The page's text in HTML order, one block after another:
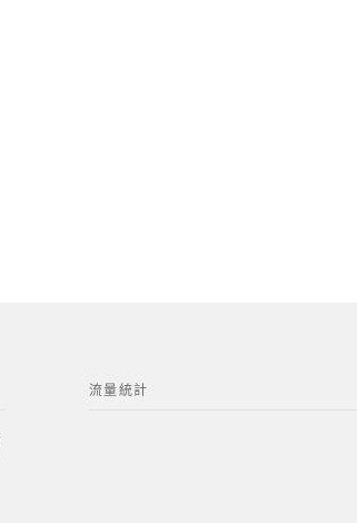
流量統計